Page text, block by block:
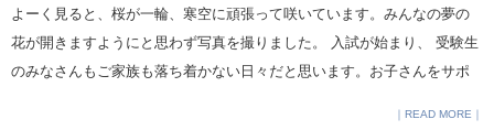
者の皆さんをサポートできるように、試作もしていました。 当日は各国
のスイーツ文化に関するプレゼンテーションもあるので、どうぞお楽し
みに！ グローバル教育部
しないよう実践的な内容で実施してくれました。写真は、在校中の起業
よーく見ると、桜が一輪、寒空に頑張って咲いています。みんなの夢の
花が開きますようにと思わず写真を撮りました。 入試が始まり、 受験生
のみなさんもご家族も落ち着かない日々だと思います。お子さんをサポ
READ MORE